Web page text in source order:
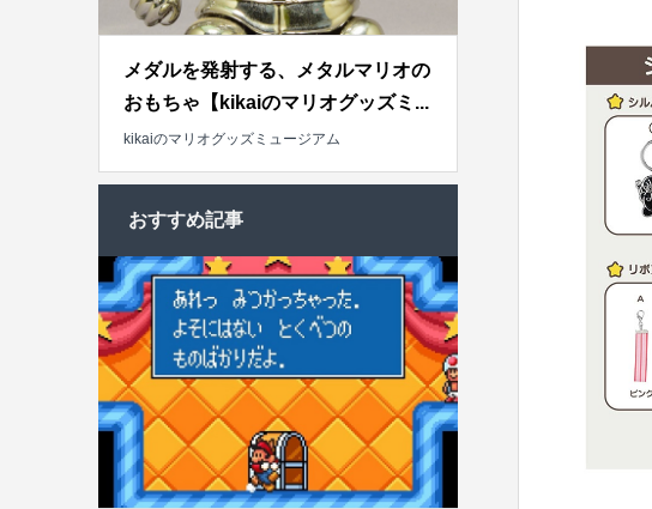
メダルを発射する、メタルマリオの
おもちゃ【kikaiのマリオグッズミ...
kikaiのマリオグッズミュージアム
おすすめ記事